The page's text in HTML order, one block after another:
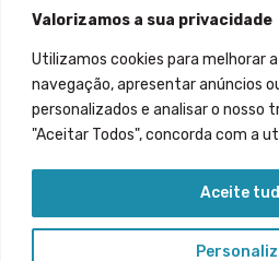
Valorizamos a sua privacidade
Utilizamos cookies para melhorar
navegação, apresentar anúncios
personalizados e analisar o nosso
"Aceitar Todos", concorda com a
Aceite